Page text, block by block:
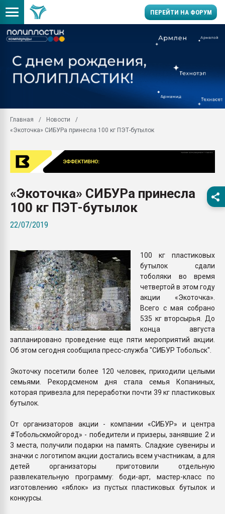
ПЕРЕЙТИ НА ФОРУМ
Вакуум-формовочные
28.07.2026
бутылок
Материал поверхности
вакуумного
ПЕРЕЙТИ НА
Главная
Новости
«Экоточка» СИБУРа принесла 100 кг ПЭТ-бутылок
«Экоточка» СИБУРа принесла
100 кг ПЭТ-бутылок
22/07/2019
100 кг пластиковых
бутылок сдали
тоболяки во время
четвертой в этом году
акции «Экоточка».
Всего с мая собрано
535 кг вторсырья. До
конца августа
запланировано проведение еще пяти мероприятий акции.
Об этом сегодня сообщила пресс-служба "СИБУР Тобольск".
Экоточку посетили более 120 человек, приходили целыми
семьями. Рекордсменом дня стала семья Копаниных,
которая привезла для переработки почти 39 кг пластиковых
бутылок.
От организаторов акции - компании «СИБУР» и центра
#Тобольскмойгород» - победители и призеры, занявшие 2 и
3 места, получили подарки на память. Сладкие сувениры и
значки с логотипом акции достались всем участникам, а для
детей организаторы приготовили отдельную
развлекательную программу: боди-арт, мастер-класс по
изготовлению «яблок» из пустых пластиковых бутылок и
конкурсы.